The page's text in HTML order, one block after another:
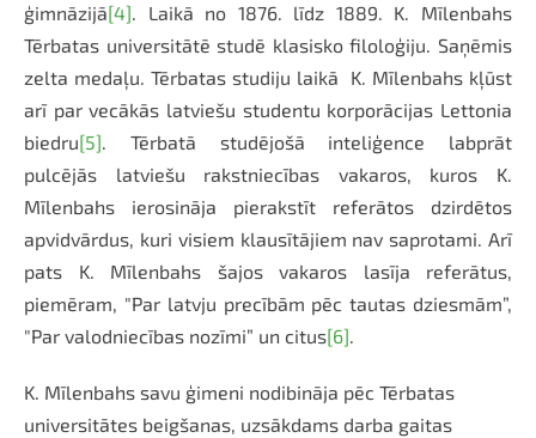
ģimnāzijā[4]. Laikā no 1876. līdz 1889. K. Mīlenbahs
Tērbatas universitātē studē klasisko filoloģiju. Saņēmis
zelta medaļu. Tērbatas studiju laikā K. Mīlenbahs kļūst
arī par vecākās latviešu studentu korporācijas Lettonia
biedru[5]. Tērbatā studējošā inteliģence labprāt
pulcējās latviešu rakstniecības vakaros, kuros K.
Mīlenbahs ierosināja pierakstīt referātos dzirdētos
apvidvārdus, kuri visiem klausītājiem nav saprotami. Arī
pats K. Mīlenbahs šajos vakaros lasīja referātus,
piemēram, "Par latvju precībām pēc tautas dziesmām”,
"Par valodniecības nozīmi” un citus[6].
K. Mīlenbahs savu ģimeni nodibināja pēc Tērbatas
universitātes beigšanas, uzsākdams darba gaitas